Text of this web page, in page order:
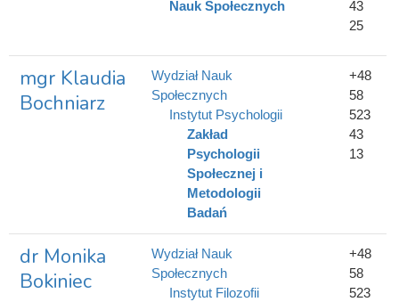
43
25
Nauk Społecznych
mgr Klaudia
Bochniarz
+48
58
523
43
13
Wydział Nauk
Społecznych
Instytut Psychologii
Zakład
Psychologii
Społecznej i
Metodologii
Badań
dr Monika
Bokiniec
+48
58
523
Wydział Nauk
Społecznych
Instytut Filozofii